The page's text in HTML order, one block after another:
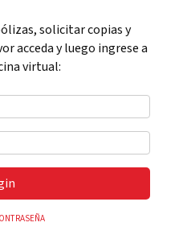
solicitar copias y
acceda y luego ingrese a
virtual: